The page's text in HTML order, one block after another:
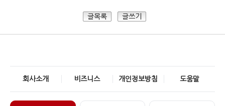
글목록 글쓰기
회사소개 비즈니스 개인정보방침 도움말